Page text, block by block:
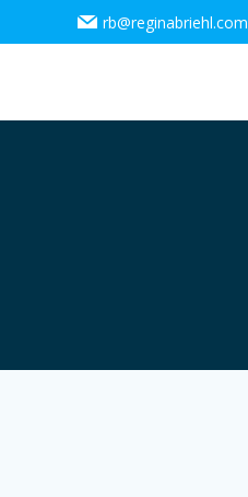
Inhalt
rb@reginabriehl.com